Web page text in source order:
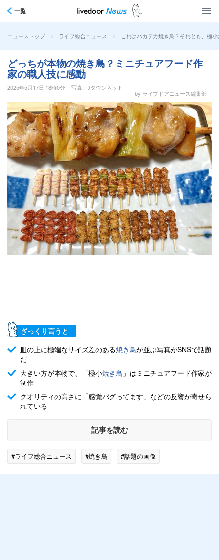
一覧
ニューストップ > ライフ総合ニュース > これはバカデカ焼き鳥？それとも、極
どっちが本物の焼き鳥？ミニチュアフード作
家の職人技に感動
2025年5月17日 18時0分
写真：Jタウンネット
by ライブドアニュース編集部
ざっくり言うと
皿の上に極端なサイズ差のある焼き鳥が並ぶ写真がSNSで話題
だ
大きい方が本物で、「極小焼き鳥 」はミニチュアフード作家が
制作
クオリティの高さに「感覚バグってます」などの反響が寄せら
れている
記事を読む
#ライフ総合ニュース #焼き鳥 #話題の画像